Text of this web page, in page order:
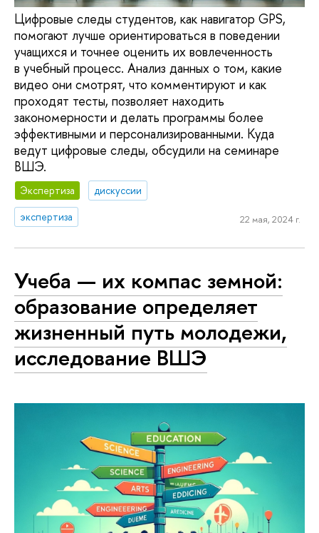
Цифровые следы студентов, как навигатор GPS,
помогают лучше ориентироваться в поведении
учащихся и точнее оценить их вовлеченность
в учебный процесс. Анализ данных о том, какие
видео они смотрят, что комментируют и как
проходят тесты, позволяет находить
закономерности и делать программы более
эффективными и персонализированными. Куда
ведут цифровые следы, обсудили на семинаре
ВШЭ.
Экспертиза
дискуссии
экспертиза
22 мая, 2024 г.
Учеба — их компас земной:
образование определяет
жизненный путь молодежи,
исследование ВШЭ